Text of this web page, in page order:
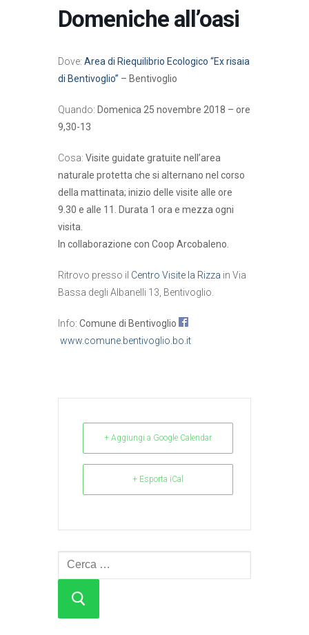
Domeniche all’oasi
Dove: Area di Riequilibrio Ecologico “Ex risaia
di Bentivoglio” – Bentivoglio
Quando: Domenica 25 novembre 2018 – ore
9,30-13
Cosa: Visite guidate gratuite nell’area
naturale protetta che si alternano nel corso
della mattinata; inizio delle visite alle ore
9.30 e alle 11. Durata 1 ora e mezza ogni
visita.
In collaborazione con Coop Arcobaleno.
Ritrovo presso il Centro Visite la Rizza in Via
Bassa degli Albanelli 13, Bentivoglio.
Info: Comune di Bentivoglio
www.comune.bentivoglio.bo.it
+ Aggiungi a Google Calendar
+ Esporta iCal
Cerca: